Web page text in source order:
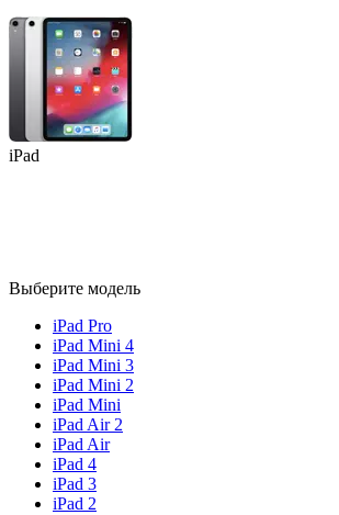
iPad
Выберите модель
iPad Pro
iPad Mini 4
iPad Mini 3
iPad Mini 2
iPad Mini
iPad Air 2
iPad Air
iPad 4
iPad 3
iPad 2